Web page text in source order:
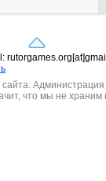
Администрация
что мы не